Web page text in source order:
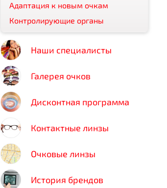
Адаптация к новым очкам
Контролирующие органы
Наши специалисты
Галерея очков
Дисконтная программа
Контактные линзы
Очковые линзы
История брендов